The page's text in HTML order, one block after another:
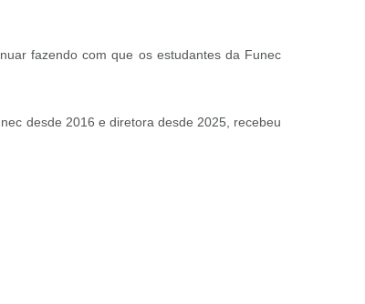
fazendo com que os estudantes da Funec
desde 2016 e diretora desde 2025, recebeu